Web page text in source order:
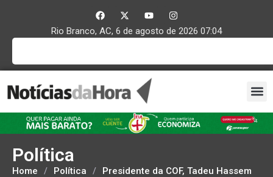
Rio Branco, AC, 6 de agosto de 2026 07:04
Política
Home / Política /
Presidente da COF, Tadeu Hassem